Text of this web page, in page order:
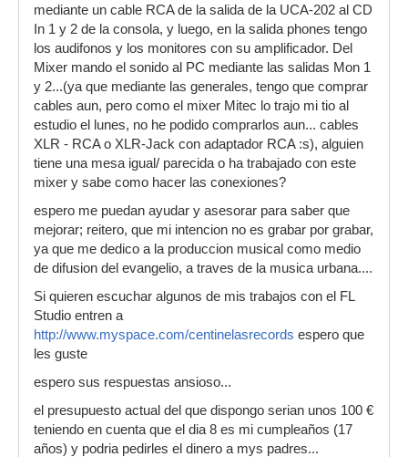
mediante un cable RCA de la salida de la UCA-202 al CD
In 1 y 2 de la consola, y luego, en la salida phones tengo
los audifonos y los monitores con su amplificador. Del
Mixer mando el sonido al PC mediante las salidas Mon 1
y 2...(ya que mediante las generales, tengo que comprar
cables aun, pero como el mixer Mitec lo trajo mi tio al
estudio el lunes, no he podido comprarlos aun... cables
XLR - RCA o XLR-Jack con adaptador RCA :s), alguien
tiene una mesa igual/ parecida o ha trabajado con este
mixer y sabe como hacer las conexiones?
espero me puedan ayudar y asesorar para saber que
mejorar; reitero, que mi intencion no es grabar por grabar,
ya que me dedico a la produccion musical como medio
de difusion del evangelio, a traves de la musica urbana....
Si quieren escuchar algunos de mis trabajos con el FL
Studio entren a
http://www.myspace.com/centinelasrecords espero que
les guste
espero sus respuestas ansioso...
el presupuesto actual del que dispongo serian unos 100 €
teniendo en cuenta que el dia 8 es mi cumpleaños (17
años) y podria pedirles el dinero a mys padres...